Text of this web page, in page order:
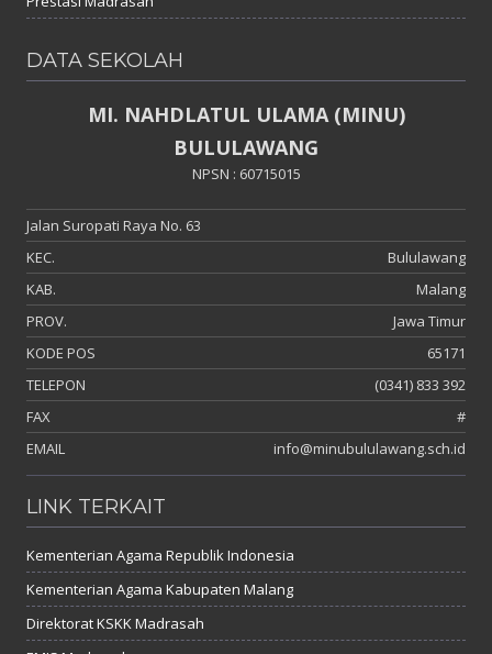
DATA SEKOLAH
MI. NAHDLATUL ULAMA (MINU)
BULULAWANG
NPSN : 60715015
Jalan Suropati Raya No. 63
KEC.
Bululawang
KAB.
Malang
PROV.
Jawa Timur
KODE POS
65171
TELEPON
(0341) 833 392
FAX
#
EMAIL
info@minubululawang.sch.id
LINK TERKAIT
Kementerian Agama Republik Indonesia
Kementerian Agama Kabupaten Malang
Direktorat KSKK Madrasah